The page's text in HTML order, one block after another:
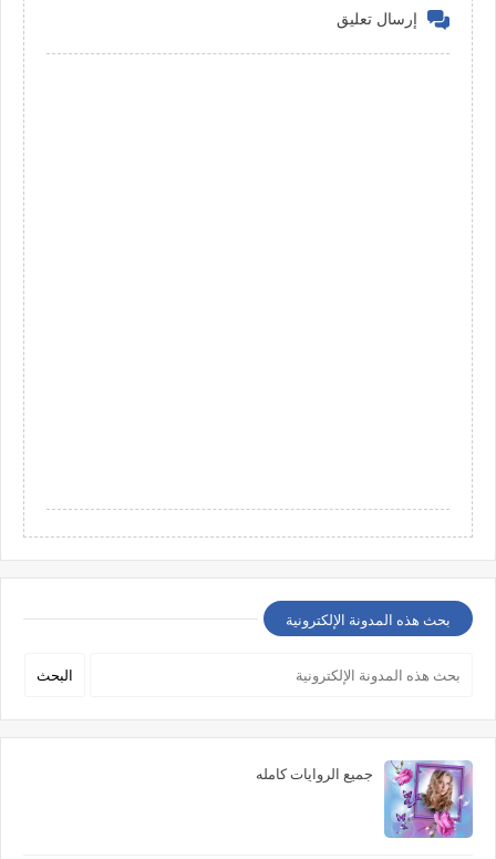
إرسال تعليق
بحث هذه المدونة الإلكترونية
جميع الروايات كامله